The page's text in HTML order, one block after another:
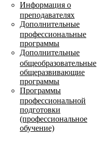
Информация о
преподавателях
Дополнительные
профессиональные
программы
Дополнительные
общеобразовательные
общеразвивающие
программы
Программы
профессиональной
подготовки
(профессиональное
обучение)